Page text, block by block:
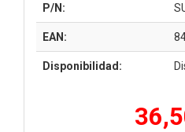
P/N:
EAN:
Disponibilidad: